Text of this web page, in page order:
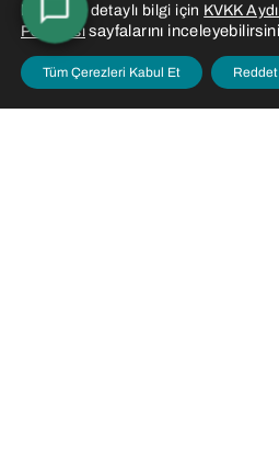
hakkında detaylı bilgi için KVKK
Politikası sayfalarını
Tüm Çerezleri Kabul Et Reddet